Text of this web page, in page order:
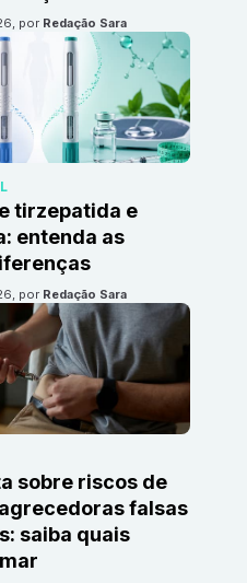
, por Redação Sara
tirzepatida e
entenda as
, por Redação Sara
sobre riscos de
falsas
saiba quais